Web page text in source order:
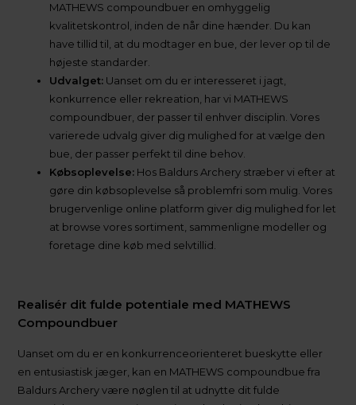
MATHEWS compoundbuer en omhyggelig
kvalitetskontrol, inden de når dine hænder. Du kan
have tillid til, at du modtager en bue, der lever op til de
højeste standarder.
Udvalget: Uanset om du er interesseret i jagt,
konkurrence eller rekreation, har vi MATHEWS
compoundbuer, der passer til enhver disciplin. Vores
varierede udvalg giver dig mulighed for at vælge den
bue, der passer perfekt til dine behov.
Købsoplevelse: Hos Baldurs Archery stræber vi efter at
gøre din købsoplevelse så problemfri som mulig. Vores
brugervenlige online platform giver dig mulighed for let
at browse vores sortiment, sammenligne modeller og
foretage dine køb med selvtillid.
Realisér dit fulde potentiale med MATHEWS
Compoundbuer
Uanset om du er en konkurrenceorienteret bueskytte eller
en entusiastisk jæger, kan en MATHEWS compoundbue fra
Baldurs Archery være nøglen til at udnytte dit fulde